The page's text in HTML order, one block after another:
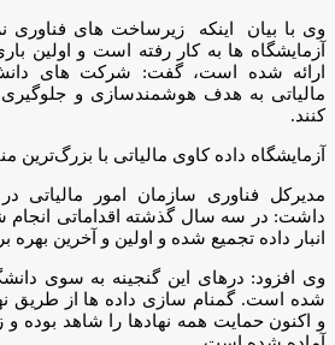
وی با بیان اینکه زیرساخت های فناوری
آزمایشگاه ها به کار رفته است و اولین
ارائه شده است، گفت: شرکت های
مالیاتی به هدف هوشمندسازی و جلوگیری
کنند.
آزمایشگاه داده کاوی مالیاتی با بزرگ‌ترین
مدیرکل فناوری سازمان امور مالیاتی
داشت: در سه سال گذشته اقداماتی انجام
انبار داده تجمیع شده و اولین و آخرین
وی افزود: درهای این گنجینه به سوی
شده است. گمنام سازی داده ها از طریق
و اکنون حمایت همه نهادها را شاهد بوده